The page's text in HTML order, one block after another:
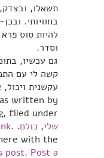
תשאלו,
בחוויותי.
להיות סוס
וסדר.
גם עכשיו,
קשה לי עם
עקשנית ויכול,
written by
, filed under
שלי, כולם. Bookmark the
.
with the
post. Post a